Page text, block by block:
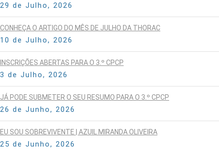
29 de Julho, 2026
CONHEÇA O ARTIGO DO MÊS DE JULHO DA THORAC
10 de Julho, 2026
INSCRIÇÕES ABERTAS PARA O 3.º CPCP
3 de Julho, 2026
JÁ PODE SUBMETER O SEU RESUMO PARA O 3.º CPCP
26 de Junho, 2026
EU SOU SOBREVIVENTE | AZUIL MIRANDA OLIVEIRA
25 de Junho, 2026